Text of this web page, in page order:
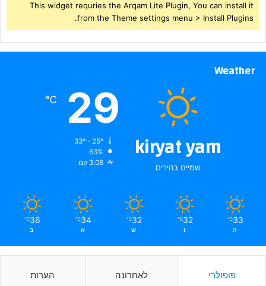
This widget requries the Arqam Lite Plugin, You can install it
from the Theme settings menu > Install Plugins.
Weather
kiryat yam
שמיים בהירים
29
℃
63%
3.08 קמ
33
℃
ה
32
℃
ו
32
℃
ש
34
℃
א
36
℃
ב
פופולרי לאחרונה הערות